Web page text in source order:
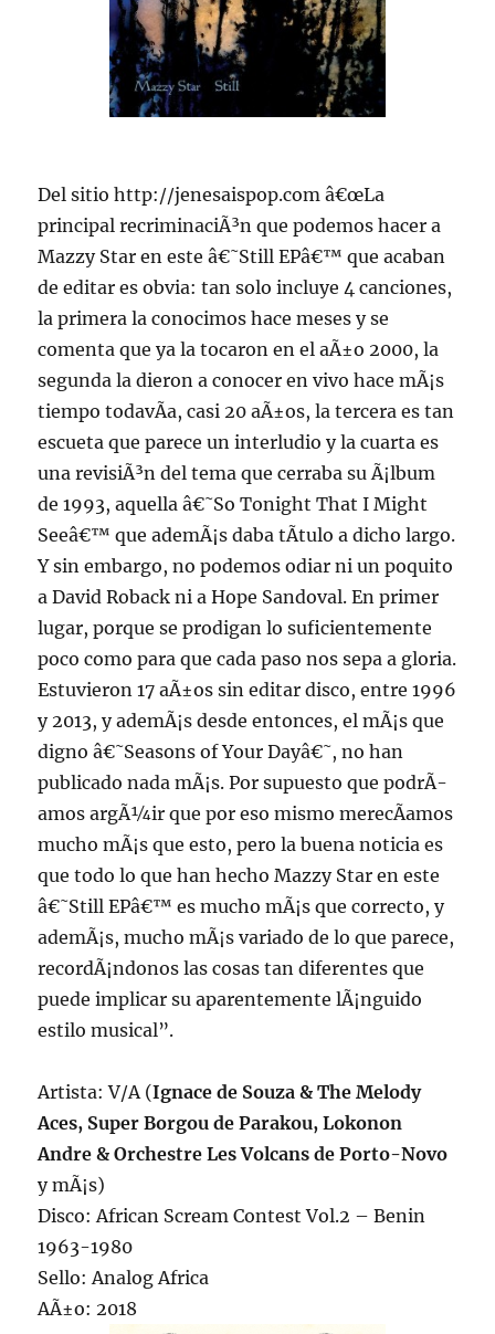
Del sitio http://jenesaispop.com â€œLa
principal recriminaciÃ³n que podemos hacer a
Mazzy Star en este â€˜Still EPâ€™ que acaban
de editar es obvia: tan solo incluye 4 canciones,
la primera la conocimos hace meses y se
comenta que ya la tocaron en el aÃ±o 2000, la
segunda la dieron a conocer en vivo hace mÃ¡s
tiempo todavÃ­a, casi 20 aÃ±os, la tercera es tan
escueta que parece un interludio y la cuarta es
una revisiÃ³n del tema que cerraba su Ã¡lbum
de 1993, aquella â€˜So Tonight That I Might
Seeâ€™ que ademÃ¡s daba tÃ­tulo a dicho largo.
Y sin embargo, no podemos odiar ni un poquito
a David Roback ni a Hope Sandoval. En primer
lugar, porque se prodigan lo suficientemente
poco como para que cada paso nos sepa a gloria.
Estuvieron 17 aÃ±os sin editar disco, entre 1996
y 2013, y ademÃ¡s desde entonces, el mÃ¡s que
digno â€˜Seasons of Your Dayâ€˜, no han
publicado nada mÃ¡s. Por supuesto que podrÃ­
amos argÃ¼ir que por eso mismo merecÃ­amos
mucho mÃ¡s que esto, pero la buena noticia es
que todo lo que han hecho Mazzy Star en este
â€˜Still EPâ€™ es mucho mÃ¡s que correcto, y
ademÃ¡s, mucho mÃ¡s variado de lo que parece,
recordÃ¡ndonos las cosas tan diferentes que
puede implicar su aparentemente lÃ¡nguido
estilo musical”.
Artista: V/A (Ignace de Souza & The Melody
Aces, Super Borgou de Parakou, Lokonon
Andre & Orchestre Les Volcans de Porto-Novo
y mÃ¡s)
Disco: African Scream Contest Vol.2 – Benin
1963-1980
Sello: Analog Africa
AÃ±o: 2018